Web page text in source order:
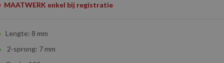
MAATWERK enkel bij registratie
Lengte: 8 mm
2-sprong: 7 mm